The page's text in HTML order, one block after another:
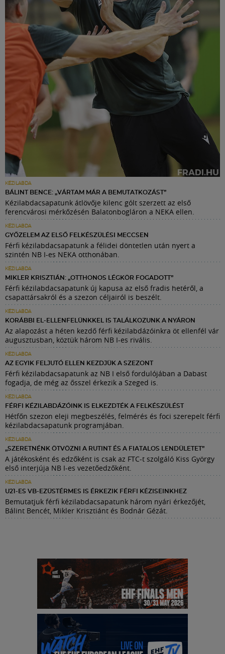
KÉZILABDA
BÁLINT BENCE: „VÁRTAM MÁR A BEMUTATKOZÁST”
Kézilabdacsapatunk átlövője kilenc gólt szerzett az első
ferencvárosi mérkőzésén Balatonbogláron a NEKA ellen.
KÉZILABDA
GYŐZELEM AZ ELSŐ FELKÉSZÜLÉSI MECCSEN
Férfi kézilabdacsapatunk a félidei döntetlen után nyert a
szintén NB I-es NEKA otthonában.
KÉZILABDA
MIKLER KRISZTIÁN: „OTTHONOS LÉGKÖR FOGADOTT”
Férfi kézilabdacsapatunk új kapusa az első fradis hetéről, a
csapattársakról és a szezon céljairól is beszélt.
KÉZILABDA
KORÁBBI EL-ELLENFELÜNKKEL IS TALÁLKOZUNK A NYÁRON
Az alapozást a héten kezdő férfi kézilabdázóinkra öt ellenfél vár
augusztusban, köztük három NB I-es rivális.
KÉZILABDA
AZ EGYIK FELJUTÓ ELLEN KEZDJÜK A SZEZONT
Férfi kézilabdacsapatunk az NB I első fordulójában a Dabast
fogadja, de még az ősszel érkezik a Szeged is.
KÉZILABDA
FÉRFI KÉZILABDÁZÓINK IS ELKEZDTÉK A FELKÉSZÜLÉST
Hétfőn szezon eleji megbeszélés, felmérés és foci szerepelt férfi
kézilabdacsapatunk programjában.
KÉZILABDA
„SZERETNÉNK ÖTVÖZNI A RUTINT ÉS A FIATALOS LENDÜLETET”
A játékosként és edzőként is csak az FTC-t szolgáló Kiss György
első interjúja NB I-es vezetőedzőként.
KÉZILABDA
U21-ES VB-EZÜSTÉRMES IS ÉRKEZIK FÉRFI KÉZISEINKHEZ
Bemutatjuk férfi kézilabdacsapatunk három nyári érkezőjét,
Bálint Bencét, Mikler Krisztiánt és Bodnár Gézát.